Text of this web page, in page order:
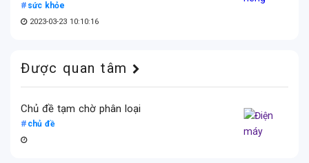
sức khỏe
2023-03-23 10:10:16
Được quan tâm
Chủ đề tạm chờ phân loại
chủ đề